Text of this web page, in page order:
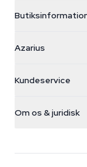
Galvaniweg 11
Nederland
+31(0)204897914
Azarius
Smokeshop
Kundeservice
Returpolitik
Om os & juridisk
Wiki